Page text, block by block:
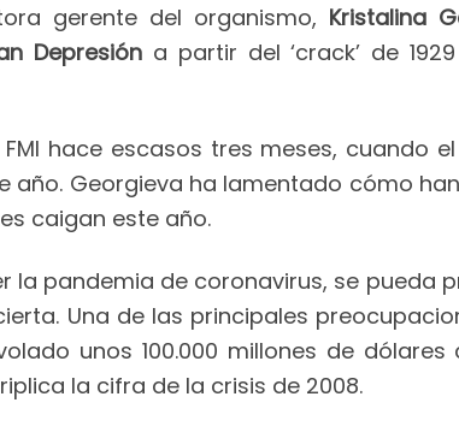
gerente del organismo, Kristalina
Depresión a partir del ‘crack’ de
hace escasos tres meses, cuando
año. Georgieva ha lamentado cómo
caigan este año.
la pandemia de coronavirus, se pueda
Una de las principales
unos 100.000 millones de
la cifra de la crisis de 2008.